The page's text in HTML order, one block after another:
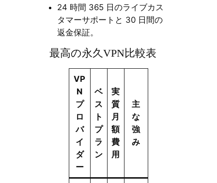
24 時間 365 日のライブカス
タマーサポートと 30 日間の
返金保証。
最高の永久VPN比較表
VP
N
プ
ロ
バ
イ
ダ
ー
ベ
ス
ト
プ
ラ
ン
実
質
月
額
費
用
主
な
強
み